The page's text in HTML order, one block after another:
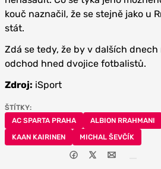
kouč naznačil, že se stejně jako u
stát.
Zdá se tedy, že by v dalších
odchod hned dvojice fotbalistů.
Zdroj: iSport
ŠTÍTKY:
AC SPARTA PRAHA
ALBION RRAHMANI
KAAN KAIRINEN
MICHAL ŠEVČÍK